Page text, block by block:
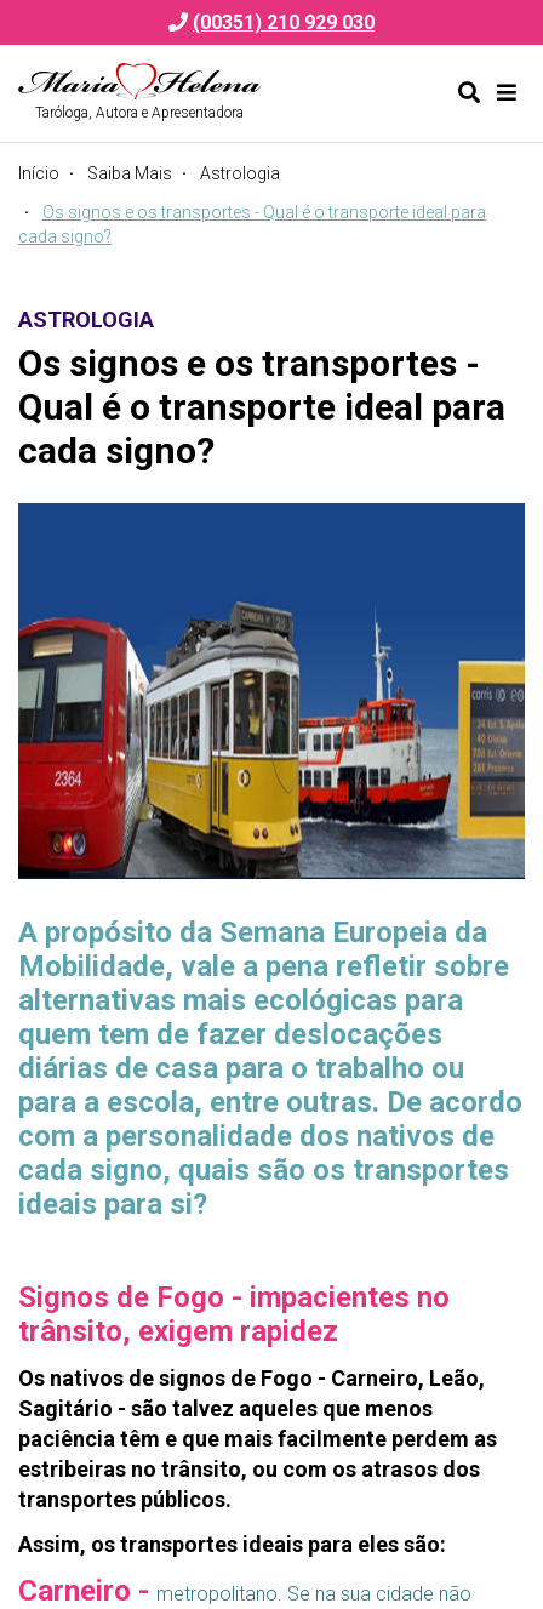
(00351) 210 929 030
Taróloga, Autora e Apresentadora
Início Saiba Mais
Astrologia
Os signos e os transportes - Qual é o transporte ideal para
cada signo?
ASTROLOGIA
Os signos e os transportes -
Qual é o transporte ideal para
cada signo?
A propósito da Semana Europeia da
Mobilidade, vale a pena refletir sobre
alternativas mais ecológicas para
quem tem de fazer deslocações
diárias de casa para o trabalho ou
para a escola, entre outras. De acordo
com a personalidade dos nativos de
cada signo, quais são os transportes
ideais para si?
Signos de Fogo - impacientes no
trânsito, exigem rapidez
Os nativos de signos de Fogo - Carneiro, Leão,
Sagitário - são talvez aqueles que menos
paciência têm e que mais facilmente perdem as
estribeiras no trânsito, ou com os atrasos dos
transportes públicos.
Assim, os transportes ideais para eles são:
Carneiro - metropolitano. Se na sua cidade não